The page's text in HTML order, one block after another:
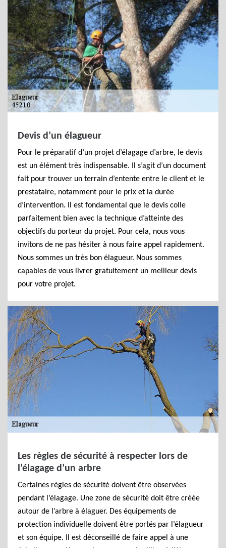
Devis d’un élagueur
Pour le préparatif d’un projet d’élagage d’arbre, le devis
est un élément très indispensable. Il s’agit d’un document
fait pour trouver un terrain d’entente entre le client et le
prestataire, notamment pour le prix et la durée
d’intervention. Il est fondamental que le devis colle
parfaitement bien avec la technique d’atteinte des
objectifs du porteur du projet. Pour cela, nous vous
invitons de ne pas hésiter à nous faire appel rapidement.
Nous sommes un très bon élagueur. Nous sommes
capables de vous livrer gratuitement un meilleur devis
pour votre projet.
Les règles de sécurité à respecter lors de
l’élagage d’un arbre
Certaines règles de sécurité doivent être observées
pendant l’élagage. Une zone de sécurité doit être créée
autour de l’arbre à élaguer. Des équipements de
protection individuelle doivent être portés par l’élagueur
et son équipe. Il est déconseillé de faire appel à une